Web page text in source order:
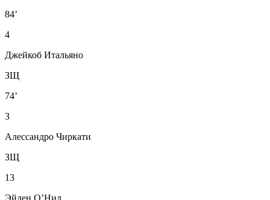
84’
4
Джейкоб Итальяно
ЗЩ
74’
3
Алессандро Чиркати
ЗЩ
13
Эйден О’Нил